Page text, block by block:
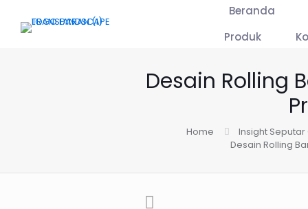
Beranda
Produk
Desain Rolling
Home
Insight Seputar
Desain Rolling